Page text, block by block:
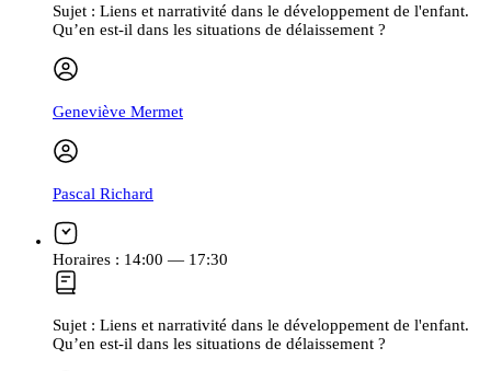
Sujet : Liens et narrativité dans le développement de l'enfant.
Qu’en est-il dans les situations de délaissement ?
Geneviève Mermet
Pascal Richard
Horaires : 14:00 — 17:30
Sujet : Liens et narrativité dans le développement de l'enfant.
Qu’en est-il dans les situations de délaissement ?